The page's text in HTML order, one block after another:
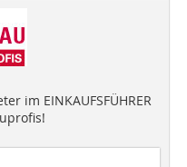
im EINKAUFSFÜHRER